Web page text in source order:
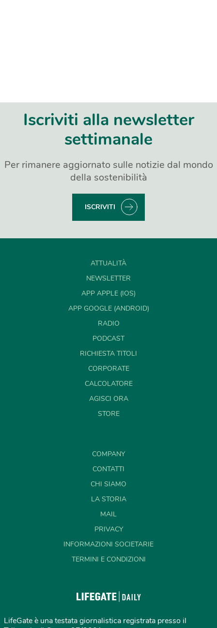
Iscriviti alla newsletter
settimanale
Per rimanere aggiornato sulle notizie dal mondo
della sostenibilità
ISCRIVITI
ATTUALITÀ
NEWSLETTER
APP APPLE (IOS)
APP GOOGLE (ANDROID)
RADIO
PODCAST
RICHIESTA TITOLI
CORPORATE
CALCOLATORE
AGISCI ORA
STORE
COMPANY
CONTATTI
CHI SIAMO
LA STORIA
MAIL
PRIVACY
INFORMAZIONI SOCIETARIE
TERMINI E CONDIZIONI
LifeGate è una testata giornalistica registrata presso il